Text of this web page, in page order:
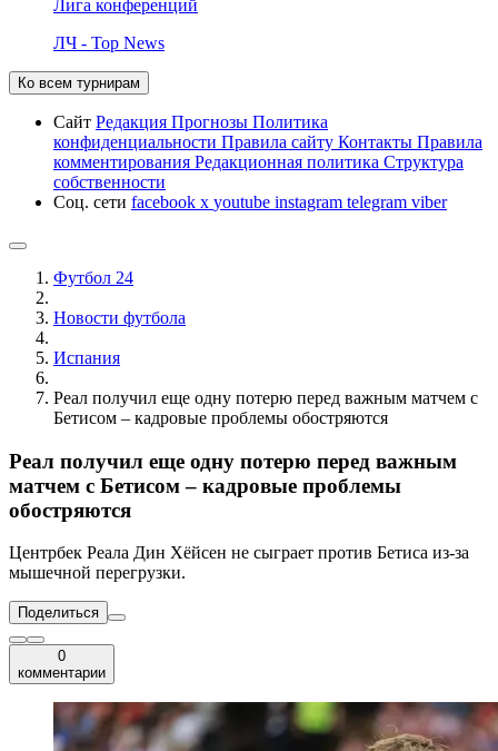
Лига конференций
ЛЧ - Top News
Ко всем турнирам
Сайт Редакция Прогнозы Политика
конфиденциальности Правила сайту Контакты Правила
комментирования Редакционная политика Структура
собственности
Соц. сети facebook x youtube instagram telegram viber
Футбол 24
Новости футбола
Испания
Реал получил еще одну потерю перед важным матчем с
Бетисом – кадровые проблемы обостряются
Реал получил еще одну потерю перед важным
матчем с Бетисом – кадровые проблемы
обостряются
Центрбек Реала Дин Хёйсен не сыграет против Бетиса из-за
мышечной перегрузки.
Поделиться
0
комментарии